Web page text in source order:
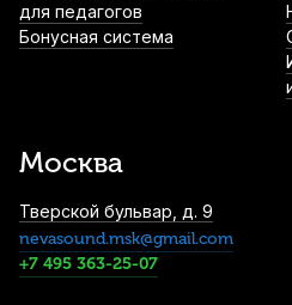
для педагогов
Бонусная система
Москва
Тверской бульвар, д. 9
nevasound.msk@gmail.com
+7 495 363-25-07